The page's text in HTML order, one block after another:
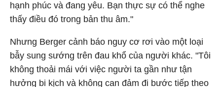
hạnh phúc và đang yêu. Bạn thực sự có thể nghe
thấy điều đó trong bản thu âm."
Nhưng Berger cảnh báo nguy cơ rơi vào một loại
bẫy sung sướng trên đau khổ của người khác. "Tôi
không thoải mái với việc người ta gần như tận
hưởng bi kịch và không can đảm đi bước tiếp theo